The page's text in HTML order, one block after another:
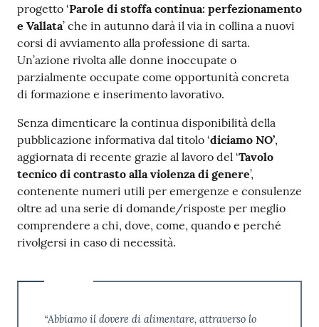
progetto ‘Parole di stoffa continua: perfezionamento
e Vallata’ che in autunno darà il via in collina a nuovi
corsi di avviamento alla professione di sarta.
Un’azione rivolta alle donne inoccupate o
parzialmente occupate come opportunità concreta
di formazione e inserimento lavorativo.
Senza dimenticare la continua disponibilità della
pubblicazione informativa dal titolo ‘diciamo NO’,
aggiornata di recente grazie al lavoro del ‘Tavolo
tecnico di contrasto alla violenza di genere’,
contenente numeri utili per emergenze e consulenze
oltre ad una serie di domande/risposte per meglio
comprendere a chi, dove, come, quando e perché
rivolgersi in caso di necessità.
“Abbiamo il dovere di alimentare, attraverso lo